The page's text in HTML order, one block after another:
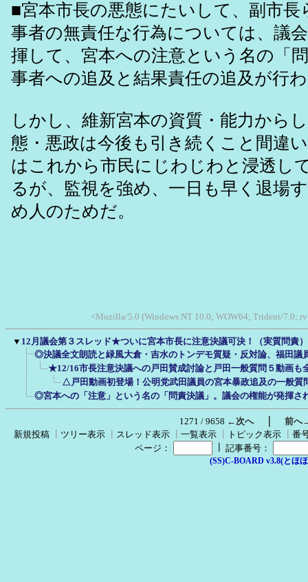
■宮本市長の悪態にたいして、副市長
事者の無責任な行為については、議
揮して、宮本への注意という名の「
事者への追及と結果責任の追及が行
しかし、維新宮本の資質・能力から
態・悪政は今後も引き続くこと間違
はこれから市民にじわじわと浸透し
るが、監視を強め、一日も早く退場
め人のためだ。
<Mozilla/5.0 (Windows NT 10.0; WOW64; Trident/7.0;
▼ 12月議会第３スレッド★ついに宮本市長に注意決議可決！（実質問責
◎決議全文朗読と緑風大倉・吉水のトンデモ質疑・反対論、福田議
★12/16市長注意決議への戸田賛成討論と戸田一般質問５動画も
△戸田動画初登場！公明党武田議員の宮本暴政追及の一般質
◎宮本への「注意」という名の「問責決議」。議会の権能が発揮さ
1271 / 9658 ←次へ｜ 前へ
新規投稿
ツリー表示 スレッド表示 一覧表示 トピック表示
番
ページ：
記事番号：
(SS)C-BOARD v3.8(とほ